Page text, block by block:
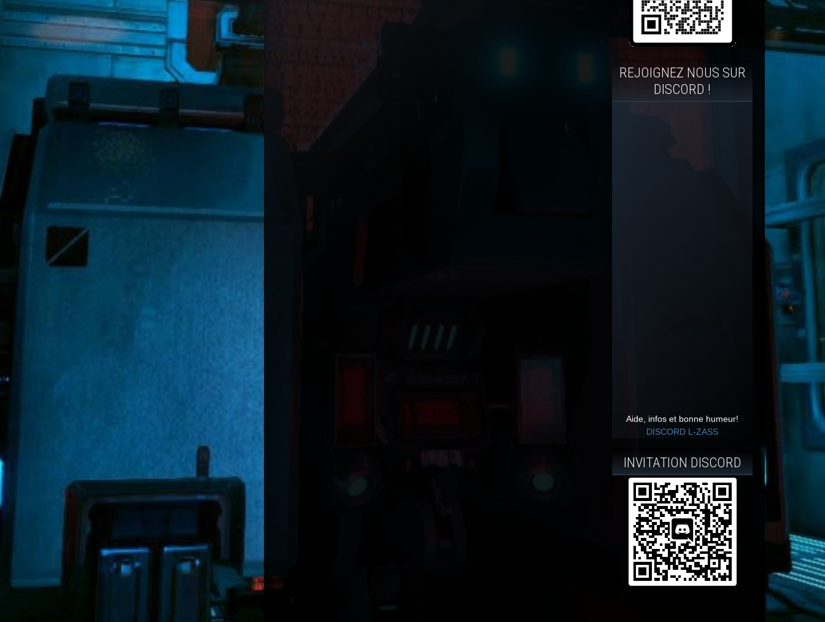
REJOIGNEZ NOUS SUR
DISCORD !
Aide, infos et bonne humeur!
DISCORD L-ZASS
INVITATION DISCORD